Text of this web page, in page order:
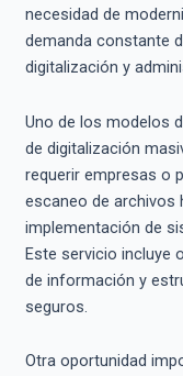
necesidad de
demanda constante
digitalización y
Uno de los modelos
de digitalización
requerir empresas o
escaneo de archivos
implementación de
Este servicio incluye
de información y
seguros.
Otra oportunidad